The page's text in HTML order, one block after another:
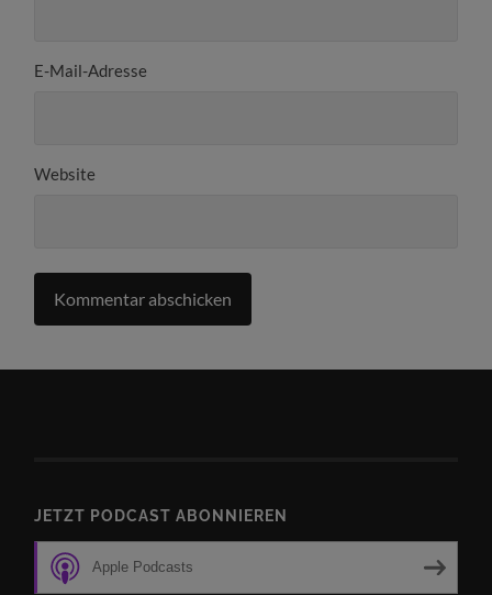
E-Mail-Adresse
Website
JETZT PODCAST ABONNIEREN
Apple Podcasts